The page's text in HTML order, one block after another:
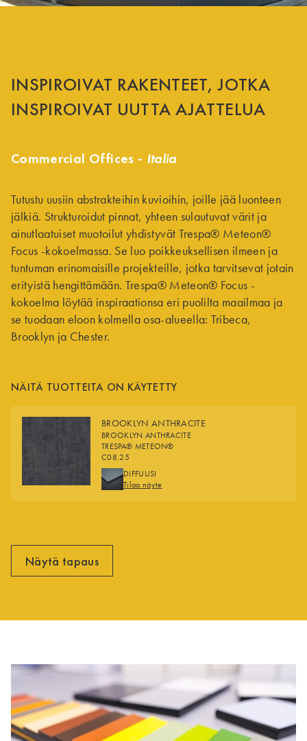
INSPIROIVAT RAKENTEET, JOTKA
INSPIROIVAT UUTTA AJATTELUA
Commercial Offices - Italia
Tutustu uusiin abstrakteihin kuvioihin, joille jää luonteen
jälkiä. Strukturoidut pinnat, yhteen sulautuvat värit ja
ainutlaatuiset muotoilut yhdistyvät Trespa® Meteon®
Focus -kokoelmassa. Se luo poikkeuksellisen ilmeen ja
tuntuman erinomaisille projekteille, jotka tarvitsevat jotain
erityistä hengittämään. Trespa® Meteon® Focus -
kokoelma löytää inspiraationsa eri puolilta maailmaa ja
se tuodaan eloon kolmella osa-alueella: Tribeca,
Brooklyn ja Chester.
NÄITÄ TUOTTEITA ON KÄYTETTY
BROOKLYN ANTHRACITE
BROOKLYN ANTHRACITE
TRESPA® METEON®
C08.25
FINISHES
DIFFUUSI
Tilaa näyte
Näytä tapaus